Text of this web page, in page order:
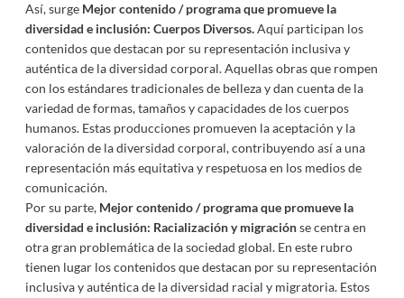
Así, surge Mejor contenido / programa que promueve la
diversidad e inclusión: Cuerpos Diversos.Aquí participan los
contenidos que destacan por su representación inclusiva y
auténtica de la diversidad corporal. Aquellas obras que rompen
con los estándares tradicionales de belleza y dan cuenta de la
variedad de formas, tamaños y capacidades de los cuerpos
humanos. Estas producciones promueven la aceptación y la
valoración de la diversidad corporal, contribuyendo así a una
representación más equitativa y respetuosa en los medios de
comunicación.
Por su parte, Mejor contenido / programa que promueve la
diversidad e inclusión: Racialización y migraciónse centra en
otra gran problemática de la sociedad global. En este rubro
tienen lugar los contenidos que destacan por su representación
inclusiva y auténtica de la diversidad racial y migratoria. Estos